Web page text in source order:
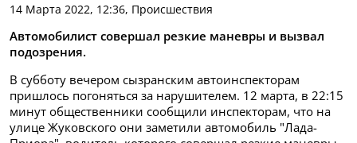
14 Марта 2022, 12:36, Происшествия
Автомобилист совершал резкие маневры и вызвал
подозрения.
В субботу вечером сызранским автоинспекторам
пришлось погоняться за нарушителем. 12 марта, в 22:15
минут общественники сообщили инспекторам, что на
улице Жуковского они заметили автомобиль "Лада-